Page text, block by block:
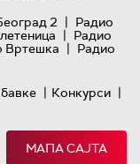
2 | Радио
| Радио
Вртешка | Радио
| Конкурси |
МАПА САЈТА